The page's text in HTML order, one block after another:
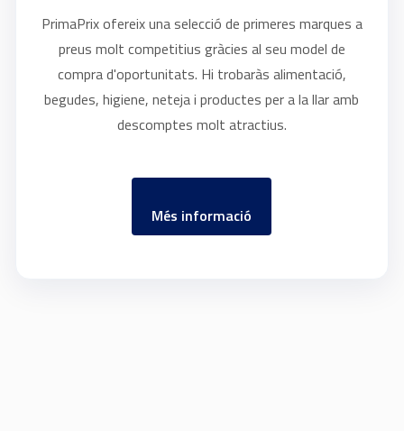
PrimaPrix ofereix una selecció de primeres marques a
preus molt competitius gràcies al seu model de
compra d'oportunitats. Hi trobaràs alimentació,
begudes, higiene, neteja i productes per a la llar amb
descomptes molt atractius.
Més informació